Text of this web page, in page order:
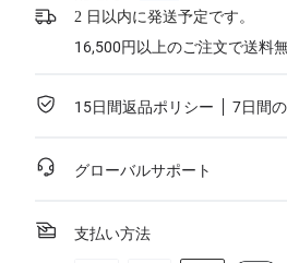
2 日以内に発送予定です。
16,500円以上のご注文で送料
15日間返品ポリシー 7日間
グローバルサポート
支払い方法